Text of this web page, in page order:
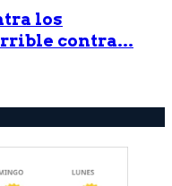
los
contra...